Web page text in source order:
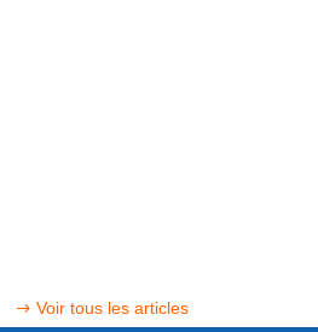
Voir tous les articles